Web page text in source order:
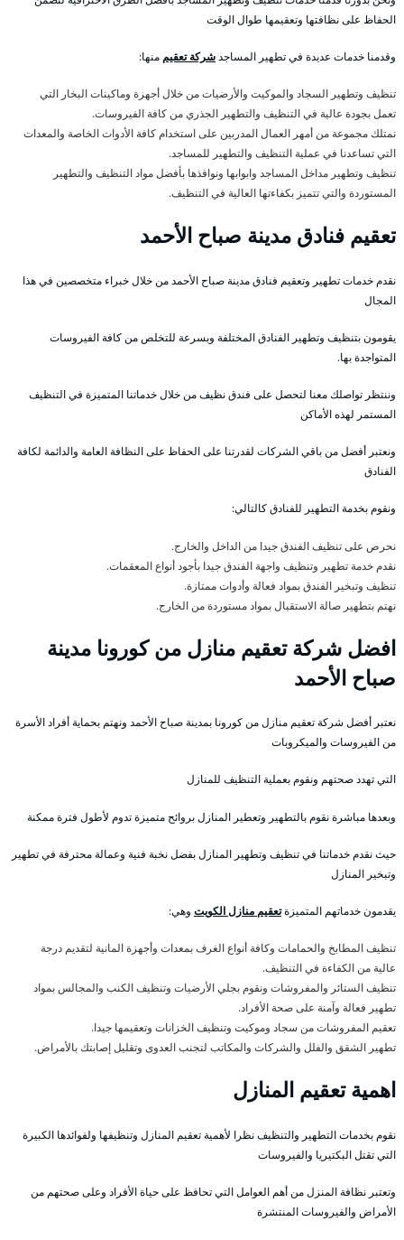
الحفاظ على نظافتها وتعقيمها طوال الوقت
وقدمنا خدمات عديدة في تطهير المساجدشركة تعقيم منها:
تنظيف وتطهير السجاد والموكيت والأرضيات من خلال أجهزة وماكينات البخار التي
تعمل بجودة عالية في التنظيف والتطهير الجذري من كافة الفيروسات.
نمتلك مجموعة من أمهر العمال المدربين على استخدام كافة الأدوات الخاصة والمعدات
التي تساعدنا في عملية التنظيف والتطهير للمساجد.
تنظيف وتطهير مداخل المساجد وابوابها ونوافذها بأفضل مواد التنظيف والتطهير
المستوردة والتي تتميز بكفاءتها العالية في التنظيف.
تعقيم فنادق مدينة صباح الأحمد
نقدم خدمات تطهير وتعقيم فنادق مدينة صباح الأحمد من خلال خبراء متخصصين في هذا
المجال
يقومون بتنظيف وتطهير الفنادق المختلفة وبسرعة للتخلص من كافة الفيروسات
المتواجدة بها.
وننتظر تواصلك معنا لتحصل على فندق نظيف من خلال خدماتنا المتميزة في التنظيف
المستمر لهذه الأماكن
ونعتبر أفضل من باقي الشركات لقدرتنا على الحفاظ على النظافة العامة والدائمة لكافة
الفنادق
ونقوم بخدمة التطهير للفنادق كالتالي:
نحرص على تنظيف الفندق جيدا من الداخل والخارج.
نقدم خدمة تطهير وتنظيف واجهة الفندق جيدا بأجود أنواع المعقمات.
تنظيف وتبخير الفندق بمواد فعالة وأدوات ممتازة.
نهتم بتطهير صالة الاستقبال بمواد مستوردة من الخارج.
افضل شركة تعقيم منازل من كورونا مدينة
صباح الأحمد
نعتبر أفضل شركة تعقيم منازل من كورونا بمدينة صباح الأحمد ونهتم بحماية أفراد الأسرة
من الفيروسات والميكروبات
التي تهدد صحتهم ونقوم بعملية التنظيف للمنازل
وبعدها مباشرة نقوم بالتطهير وتعطير المنازل بروائح متميزة تدوم لأطول فترة ممكنة
حيث نقدم خدماتنا في تنظيف وتطهير المنازل بفضل نخبة فنية وعمالة محترفة في تطهير
وتبخير المنازل
يقدمون خدماتهم المتميزةتعقيم منازل الكويت وهي:
تنظيف المطابخ والحمامات وكافة أنواع الغرف بمعدات وأجهزة المانية لتقديم درجة
عالية من الكفاءة في التنظيف.
تنظيف الستائر والمفروشات ونقوم بجلي الأرضيات وتنظيف الكنب والمجالس بمواد
تطهير فعالة وآمنة على صحة الأفراد.
تعقيم المفروشات من سجاد وموكيت وتنظيف الخزانات وتعقيمها جيدا.
تطهير الشقق والفلل والشركات والمكاتب لتجنب العدوى وتقليل إصابتك بالأمراض.
اهمية تعقيم المنازل
نقوم بخدمات التطهير والتنظيف نظرا لأهمية تعقيم المنازل وتنظيفها ولفوائدها الكبيرة
التي تقتل البكتيريا والفيروسات
وتعتبر نظافة المنزل من أهم العوامل التي تحافظ على حياة الأفراد وعلى صحتهم من
الأمراض والفيروسات المنتشرة